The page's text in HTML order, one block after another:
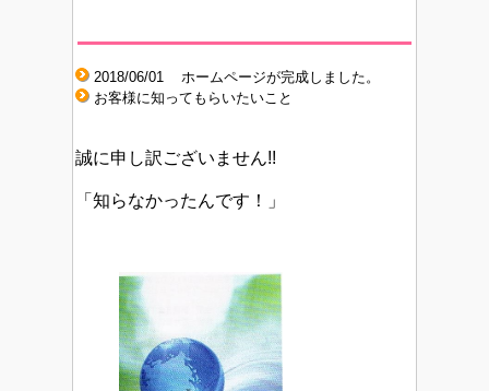
2018/06/01 ホームページが完成しました。
お客様に知ってもらいたいこと
誠に申し訳ございません!!
「知らなかったんです！」